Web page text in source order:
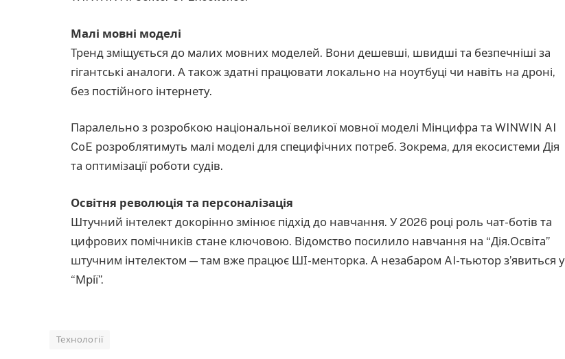
Малі мовні моделі
Тренд зміщується до малих мовних моделей. Вони дешевші, швидші та безпечніші за
гігантські аналоги. А також здатні працювати локально на ноутбуці чи навіть на дроні,
без постійного інтернету.
Паралельно з розробкою національної великої мовної моделі Мінцифра та WINWIN AI
CoE розроблятимуть малі моделі для специфічних потреб. Зокрема, для екосистеми Дія
та оптимізації роботи судів.
Освітня революція та персоналізація
Штучний інтелект докорінно змінює підхід до навчання. У 2026 році роль чат-ботів та
цифрових помічників стане ключовою. Відомство посилило навчання на “Дія.Освіта”
штучним інтелектом — там вже працює ШІ-менторка. А незабаром AI-тьютор з’явиться у
“Мрії”.
Технології